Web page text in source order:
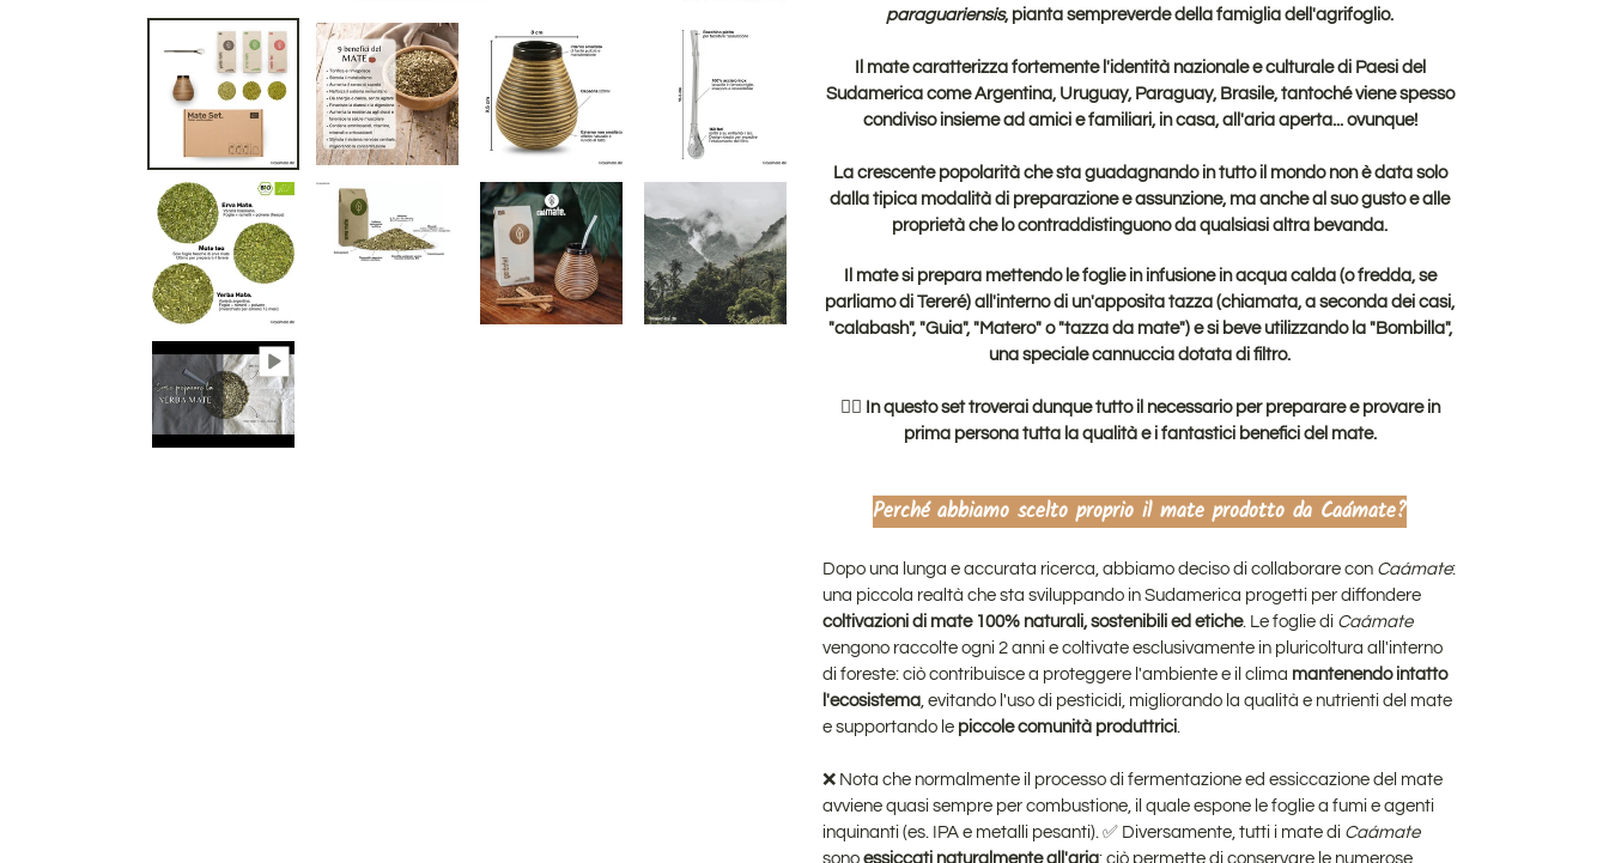
carrello
paraguariensis, pianta sempreverde della famiglia dell'agrifoglio.
Il mate caratterizza fortemente l'identità nazionale e culturale di Paesi del
Sudamerica comeArgentina, Uruguay, Paraguay, Brasile, tantoché viene spesso
condiviso insieme ad amici e familiari, in casa, all'aria aperta... ovunque!
La crescente popolarità che sta guadagnando in tutto il mondo non è data solo
dalla tipica modalità di preparazione e assunzione, ma anche al suo gusto e alle
proprietà che lo contraddistinguono da qualsiasi altra bevanda.
Il mate si prepara mettendo le foglie in infusione in acqua calda (o fredda, se
parliamo di Tereré) all'interno di un'apposita tazza (chiamata, a seconda dei casi,
"calabash", "Guia", "Matero" o "tazza da mate") e si beve utilizzando la "Bombilla",
una speciale cannuccia dotata di filtro.
👉🏻 In questo set troverai dunque tutto il necessario per preparare e provare in
prima persona tutta la qualità e i fantastici benefici del mate.
Perché abbiamo scelto proprio il mate prodotto da Caámate?
Dopo una lunga e accurata ricerca, abbiamo deciso di collaborare con Caámate:
una piccola realtà che sta sviluppando in Sudamerica progetti per diffondere
coltivazioni di mate 100% naturali, sostenibili ed etiche. Le foglie di Caámate
vengono raccolte ogni 2 anni e coltivate esclusivamente in pluricoltura all'interno
di foreste: ciò contribuisce a proteggere l'ambiente e il clima mantenendo intatto
l'ecosistema, evitando l'uso di pesticidi, migliorando la qualità e nutrienti del mate
e supportando le piccole comunità produttrici.
❌ Nota che normalmente il processo di fermentazione ed essiccazione del mate
avviene quasi sempre per combustione, il quale espone le foglie a fumi e agenti
inquinanti (es. IPA e metalli pesanti). ✅ Diversamente, tutti i mate di Caámate
sono essiccati naturalmente all'aria: ciò permette di conservare le numerose